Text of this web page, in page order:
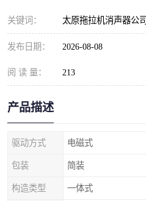
关键词： 太原拖拉机消声器公司
发布日期： 2026-08-08
阅 读 量： 213
产品描述
驱动方式 电磁式
包装 简装
构造类型 一体式